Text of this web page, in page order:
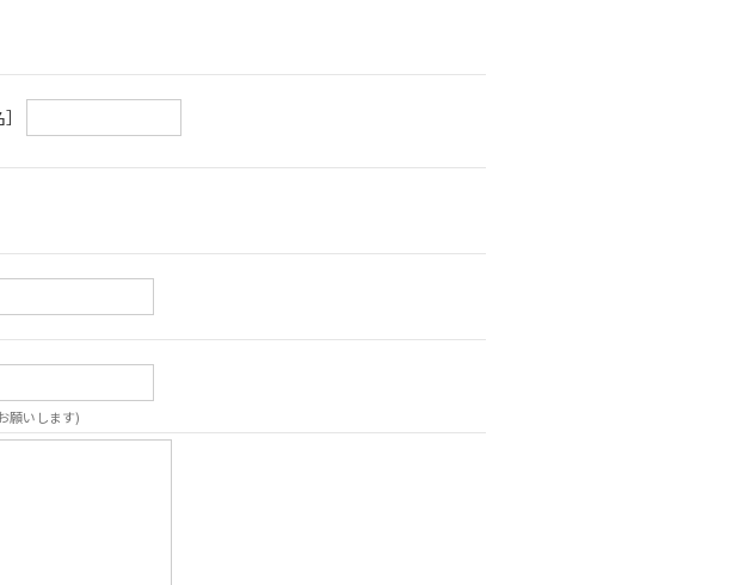
願いします)